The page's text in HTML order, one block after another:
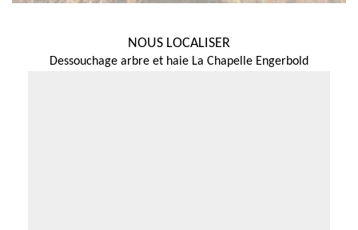
NOUS LOCALISER
Dessouchage arbre et haie La Chapelle Engerbold